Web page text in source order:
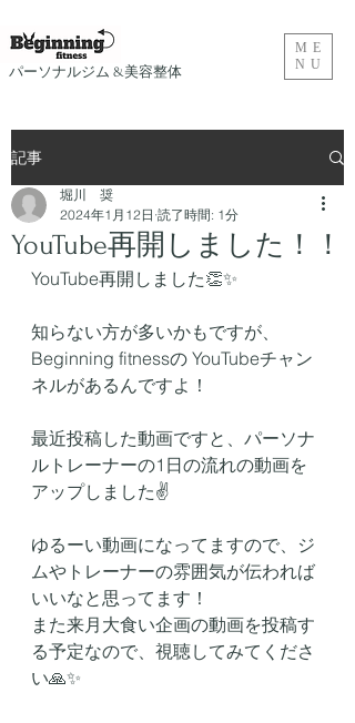
​パーソナルジム &美容整体
ME
NU
記事
YouTube再開しました！！
堀川 奨
2024年1月12日 読了時間: 1分
YouTube再開しました👏✨
知らない方が多いかもですが、
Beginning fitnessの YouTubeチャン
ネルがあるんですよ！
最近投稿した動画ですと、パーソナ
ルトレーナーの1日の流れの動画を
アップしました✌️
ゆるーい動画になってますので、ジ
ムやトレーナーの雰囲気が伝われば
いいなと思ってます！
また来月大食い企画の動画を投稿す
る予定なので、視聴してみてくださ
い🙏✨